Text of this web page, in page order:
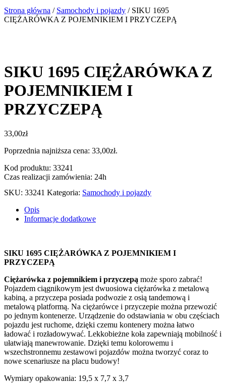
Strona główna / Samochody i pojazdy / SIKU 1695
CIĘŻARÓWKA Z POJEMNIKIEM I PRZYCZEPĄ
SIKU 1695 CIĘŻARÓWKA Z
POJEMNIKIEM I
PRZYCZEPĄ
33,00zł
Poprzednia najniższa cena: 33,00zł.
Kod produktu: 33241
Czas realizacji zamówienia: 24h
SKU: 33241 Kategoria: Samochody i pojazdy
Opis
Informacje dodatkowe
SIKU 1695 CIĘŻARÓWKA Z POJEMNIKIEM I
PRZYCZEPĄ
Ciężarówka z pojemnikiem i przyczepą może sporo zabrać!
Pojazdem ciągnikowym jest dwuosiowa ciężarówka z metalową
kabiną, a przyczepa posiada podwozie z osią tandemową i
metalową platformą. Na ciężarówce i przyczepie można przewozić
po jednym kontenerze. Urządzenie do odstawiania w obu częściach
pojazdu jest ruchome, dzięki czemu kontenery można łatwo
ładować i rozładowywać. Lekkobieżne koła zapewniają mobilność i
ułatwiają manewrowanie. Dzięki temu kolorowemu i
wszechstronnemu zestawowi pojazdów można tworzyć coraz to
nowe scenariusze na placu budowy!
Wymiary opakowania: 19,5 x 7,7 x 3,7